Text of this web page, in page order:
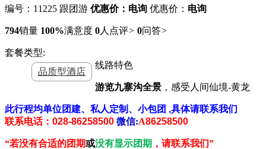
编号：11225 跟团游 优惠价：电询 优惠价： 电询
794销量 100%满意度 0人点评> 0问答>
套餐类型:
品质型酒店
线路特色
游览九寨沟全景 ，感受人间仙境-黄龙
此行程均单位团建、私人定制、小包团 ,具体请联系我们
联系电话： 028-86258500 微信:A86258500
“若没有合适的团期或没有显示团期 ，请联系我们”